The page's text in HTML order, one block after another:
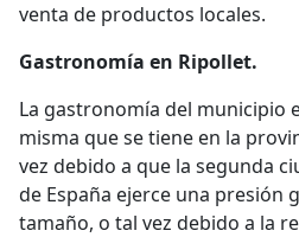
venta de productos locales.
Gastronomía en Ripollet.
La gastronomía del municipio
misma que se tiene en la
vez debido a que la segunda
de España ejerce una presión
tamaño, o tal vez debido a la